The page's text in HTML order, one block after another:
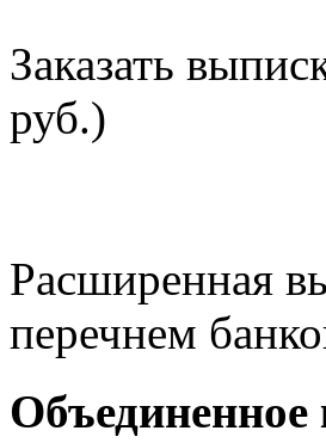
Заказать
руб.)
Расширенная
перечнем